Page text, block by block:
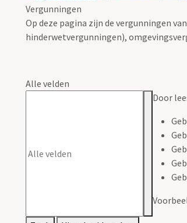
Vergunningen
Op deze pagina zijn de vergunningen
hinderwetvergunningen),
Alle velden
Door